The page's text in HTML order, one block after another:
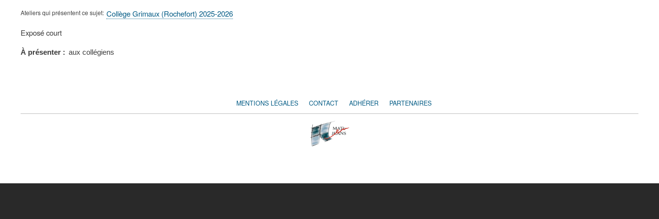
Ateliers qui présentent ce sujet Collège Grimaux (Rochefort) 2025-2026
Type
présentation
Exposé court
À présenter aux collégiens
FOOTER
MENTIONS LÉGALES CONTACT ADHÉRER PARTENAIRES